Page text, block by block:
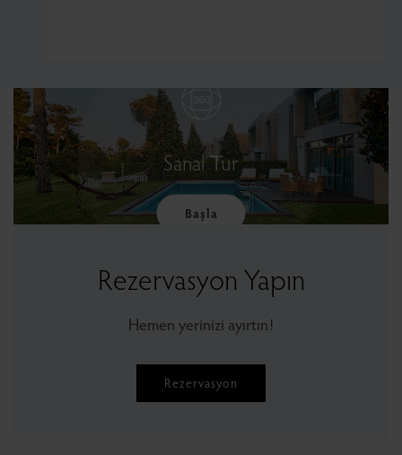
Sanal Tur
Başla
Rezervasyon Yapın
Hemen yerinizi ayırtın!
Rezervasyon